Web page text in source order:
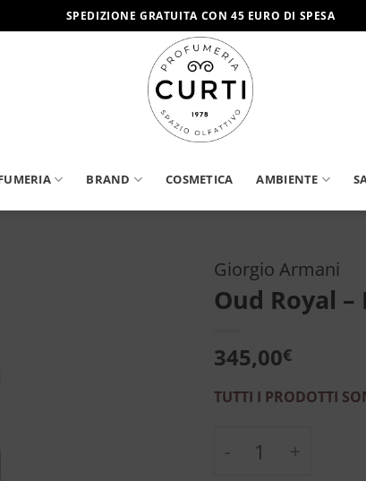
SPEDIZIONE GRATUITA CON 45 EURO DI SPESA
BRAND COSMETICA AMBIENTE
Giorgio Armani
Oud Royal
345,00€
TUTTI I PRODOTTI
Oud Royal -